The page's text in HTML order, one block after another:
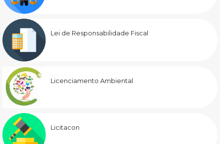
Lei de Responsabilidade Fiscal
Licenciamento Ambiental
Licitacon